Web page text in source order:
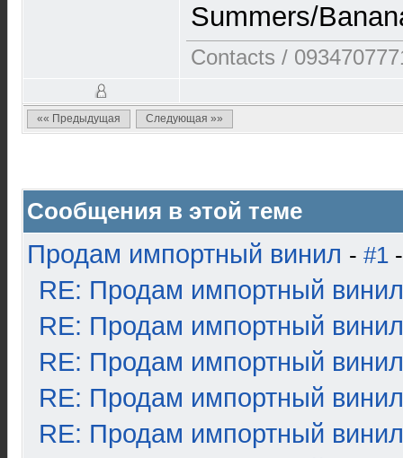
Summers/
Contacts /
«« Предыдущая Следующая »»
Сообщения в этой теме
Продам импортный винил - #1
RE: Продам импортный винил
RE: Продам импортный винил
RE: Продам импортный винил
RE: Продам импортный винил
RE: Продам импортный винил